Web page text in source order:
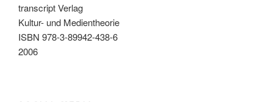
transcript Verlag
Kultur- und Medientheorie
ISBN 978-3-89942-438-6
2006